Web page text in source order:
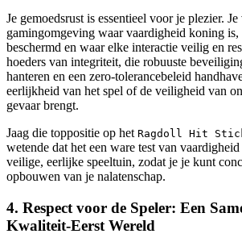
Je gemoedsrust is essentieel voor je plezier. Je
gamingomgeving waar vaardigheid koning
beschermd en waar elke interactie veilig en
hoeders van integriteit, die robuuste
hanteren en een zero-tolerancebeleid
eerlijkheid van het spel of de veiligheid van
gevaar brengt.
Jaag die toppositie op het Ragdoll Hit
wetende dat het een ware test van
veilige, eerlijke speeltuin, zodat je je kunt
opbouwen van je nalatenschap.
4. Respect voor de Speler: Een
Kwaliteit-Eerst Wereld